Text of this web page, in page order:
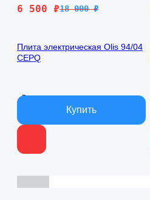
18 000₽
Первоначальная
18
6 500 ₽
Текущая
500 ₽.
Плита электрическая Olis 94/04
CEPQ
В наличии